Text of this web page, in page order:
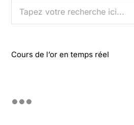
Cours de l’or en temps réel